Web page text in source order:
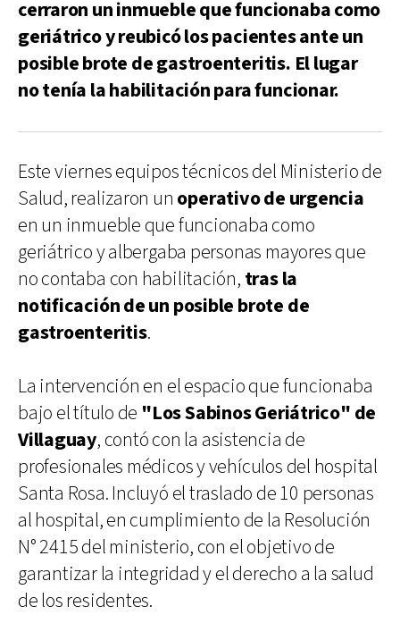
cerraron un inmueble que funcionaba como
geriátrico y reubicó los pacientes ante un
posible brote de gastroenteritis. El lugar
no tenía la habilitación para funcionar.
Este viernes equipos técnicos del Ministerio de
Salud, realizaron un operativo de urgencia
en un inmueble que funcionaba como
geriátrico y albergaba personas mayores que
no contaba con habilitación, tras la
notificación de un posible brote de
gastroenteritis.
La intervención en el espacio que funcionaba
bajo el título de "Los Sabinos Geriátrico" de
Villaguay, contó con la asistencia de
profesionales médicos y vehículos del hospital
Santa Rosa. Incluyó el traslado de 10 personas
al hospital, en cumplimiento de la Resolución
N° 2415 del ministerio, con el objetivo de
garantizar la integridad y el derecho a la salud
de los residentes.